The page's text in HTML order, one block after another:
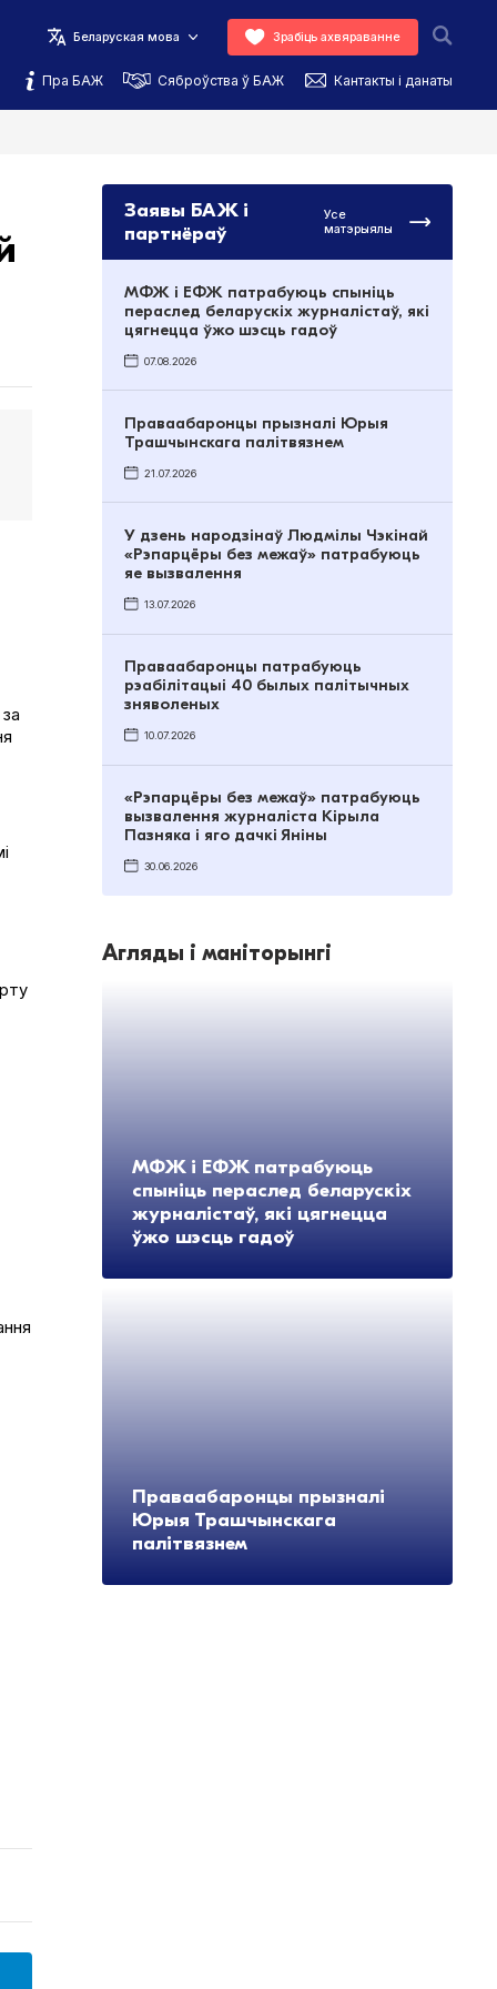
Беларуская мова Зрабіць ахвяраванне
Пра БАЖ Сяброўства ў БАЖ Кантакты і данаты
Заявы БАЖ і
партнёраў
Усе
матэрыялы
МФЖ і ЕФЖ патрабуюць спыніць
пераслед беларускіх журналістаў, які
цягнецца ўжо шэсць гадоў
07.08.2026
Праваабаронцы прызналі Юрыя
Трашчынскага палітвязнем
21.07.2026
У дзень народзінаў Людмілы Чэкінай
«Рэпарцёры без межаў» патрабуюць
яе вызвалення
13.07.2026
Праваабаронцы патрабуюць
рэабілітацыі 40 былых палітычных
зняволеных
10.07.2026
«Рэпарцёры без межаў» патрабуюць
вызвалення журналіста Кірыла
Пазняка і яго дачкі Яніны
30.06.2026
Агляды і маніторынгі
МФЖ і ЕФЖ патрабуюць
спыніць пераслед беларускіх
журналістаў, які цягнецца
ўжо шэсць гадоў
Праваабаронцы прызналі
Юрыя Трашчынскага
палітвязнем